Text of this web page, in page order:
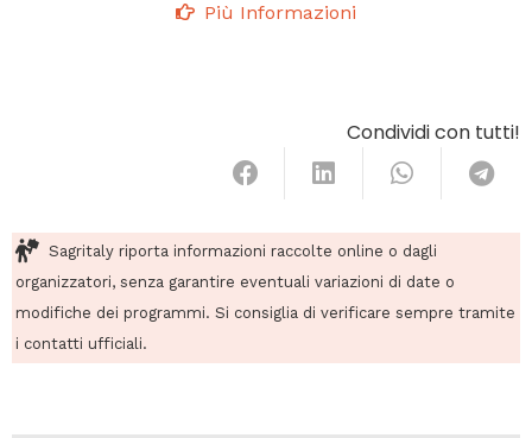
Più Informazioni
Condividi con tutti!
Sagritaly riporta informazioni raccolte online o dagli
organizzatori, senza garantire eventuali variazioni di date o
modifiche dei programmi. Si consiglia di verificare sempre tramite
i contatti ufficiali.